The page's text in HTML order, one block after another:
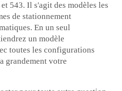
543. Il s'agit des modèles les
de stationnement
En un seul
un modèle
toutes les configurations
grandement votre